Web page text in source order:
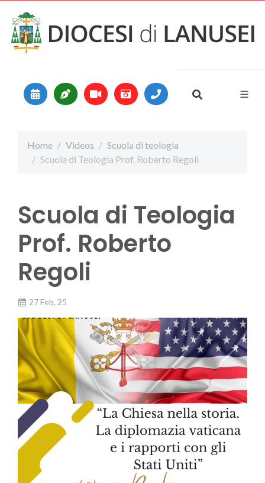
Main Navigation
Home Videos
Scuola di teologia
Scuola di Teologia Prof. Roberto Regoli
Scuola di Teologia
Prof. Roberto
Regoli
27 Feb, 25